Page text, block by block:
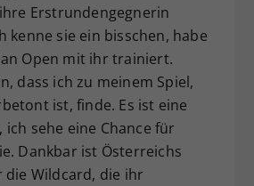
Erstrundengegnerin
kenne sie ein bisschen, habe
Open mit ihr trainiert.
dass ich zu meinem Spiel,
ist, finde. Es ist eine
ich sehe eine Chance für
Dankbar ist Österreichs
Wildcard, die ihr